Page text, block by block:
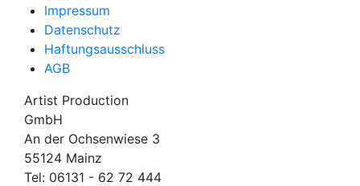
Impressum
Datenschutz
Haftungsausschluss
AGB
Artist Production
GmbH
An der Ochsenwiese 3
55124 Mainz
Tel: 06131 - 62 72 444